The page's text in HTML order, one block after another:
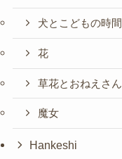
犬とこどもの時間
花
草花とおねえさん
魔女
Hankeshi